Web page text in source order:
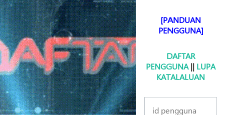
[PANDUAN
PENGGUNA]
DAFTAR
PENGGUNA|| LUPA
KATALALUAN